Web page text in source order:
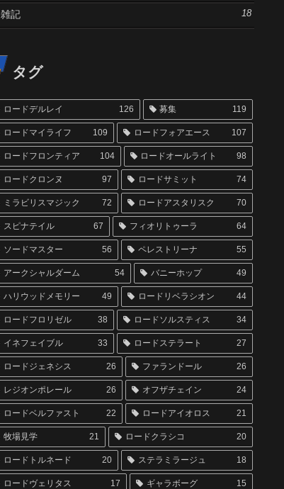
雑記 18
タグ
ロードデルレイ 126 募集 119
ロードマイライフ 109 ロードフォアエース 107
ロードフロンティア 104 ロードオールライト 98
ロードクロンヌ 97 ロードサミット 74
ミラビリスマジック 72 ロードアスタリスク 70
スピナテイル 67 フィオリトゥーラ 64
ソードマスター 56 ペレストリーナ 55
アークシャルダーム 54 バニーホップ 49
ハリウッドメモリー 49 ロードリベラシオン 44
ロードフロリゼル 38 ロードソルスティス 34
イネフェイブル 33 ロードステラート 27
ロードジェネシス 26 ファランドール 26
レジオンポレール 26 オフザチェイン 24
ロードベルファスト 22 ロードアイオロス 21
牧場見学 21 ロードクラシコ 20
ロードトルネード 20 ステラミラージュ 18
ロードヴェリタス 17 ギャラボーグ 15